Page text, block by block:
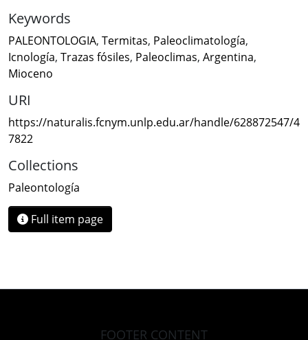
Keywords
PALEONTOLOGIA, Termitas, Paleoclimatología,
Icnología, Trazas fósiles, Paleoclimas, Argentina,
Mioceno
URI
https://naturalis.fcnym.unlp.edu.ar/handle/628872547/4
7822
Collections
Paleontología
Full item page
FOOTER CONTENT